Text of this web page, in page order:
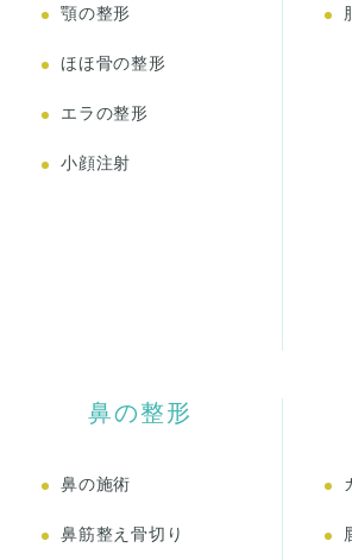
顎の整形
ほほ骨の整形
エラの整形
小顔注射
鼻の整形
鼻の施術
鼻筋整え骨切り